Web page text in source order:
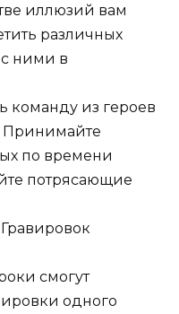
иллюзий вам
различных
с ними в
команду из героев
Принимайте
по времени
потрясающие
смогут
одного